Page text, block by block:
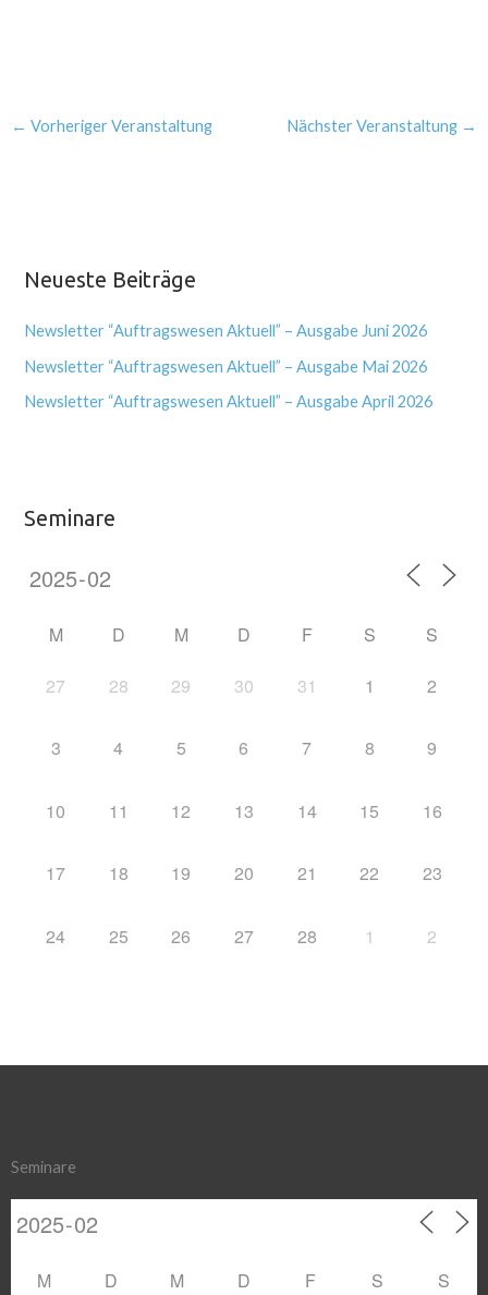
← Vorheriger Veranstaltung Nächster Veranstaltung →
Neueste Beiträge
Newsletter “Auftragswesen Aktuell” – Ausgabe Juni 2026
Newsletter “Auftragswesen Aktuell” – Ausgabe Mai 2026
Newsletter “Auftragswesen Aktuell” – Ausgabe April 2026
Seminare
M D M D F S S
27 28 29 30 31 1 2
3 4 5 6 7 8 9
10 11 12 13 14 15 16
17 18 19 20 21 22 23
24 25 26 27 28 1 2
Seminare
M D M D F S S